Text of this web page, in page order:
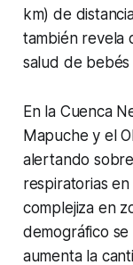
km) de
también revela
salud de bebés
En la Cuenca
Mapuche y el
alertando
respiratorias
complejiza en
demográfico
aumenta la